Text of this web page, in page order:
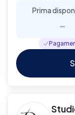
Prima
-